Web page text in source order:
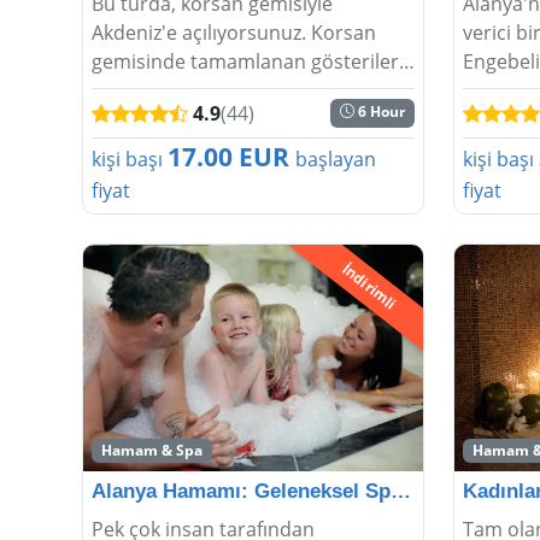
Akdeniz'e açılıyorsunuz. Korsan
gemisinde tamamlanan gösterileri
bu turda izleyebilirsiniz. Alanya
tekne turu - Korsan Gemisi
sırasında Alanya'nın en güzel
koylarında gezme deneyimi su...
4.9(44) 6 Hour
kişi başı 17.00 EUR başlayan
fiyat
verici
%50'ye
dolu bir
kişi başı
fiyat
İndirimli
Hamam & Spa
Alanya Hamamı: Geleneksel Spa Deneyimi
Pek çok insan tarafından
Hamam
Tam